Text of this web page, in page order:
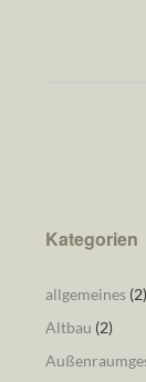
Kategorien
allgemeines(2)
Altbau (2)